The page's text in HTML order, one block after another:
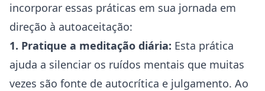
incorporar essas práticas em sua jornada em
direção à autoaceitação:
1. Pratique a meditação diária: Esta prática
ajuda a silenciar os ruídos mentais que muitas
vezes são fonte de autocrítica e julgamento. Ao